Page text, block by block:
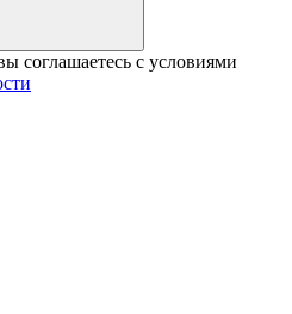
соглашаетесь с условиями